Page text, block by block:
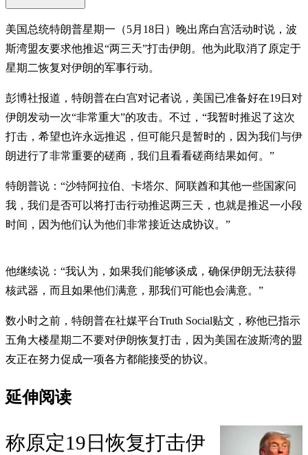
美国总统特朗普星期一（5月18日）晚出席白宫活动时说，波
斯湾盟友要求他推迟“两三天”打击伊朗。他为此取消了原定于
星期二恢复对伊朗的军事行动。
彭博社报道，特朗普在白宫对记者说，美国已准备好在19日对
伊朗发动一次“非常重大”的攻击。不过，“我暂时推迟了这次
打击，希望也许永远推迟，但可能只是暂时的，因为我们与伊
朗进行了非常重要的磋商，我们且看看磋商结果如何。”
特朗普说：“沙特阿拉伯、卡塔尔、阿联酋和其他一些国家问
我，我们是否可以将打击行动推迟两三天，也就是推迟一小段
时间，因为他们认为他们非常接近达成协议。”
他继续说：“我认为，如果我们能够谈成，确保伊朗无法获得
核武器，而且如果他们满意，那我们可能也会满意。”
数小时之前，特朗普在社媒平台Truth Social贴文，称他已指示
五角大楼星期二不要对伊朗恢复打击，因为美国在波斯湾的盟
友正在努力促成一项各方都能接受的协议。
延伸阅读
称原定19日恢复打击伊